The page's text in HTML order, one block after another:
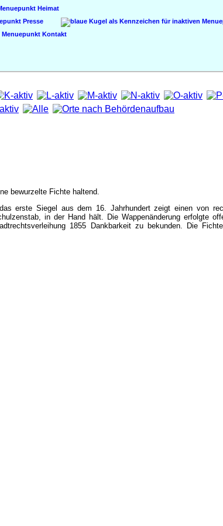
Heimat
Presse
Kontakt
bewurzelte Fichte haltend.
erste Siegel aus dem 16. Jahrhundert zeigt einen von
in der Hand hält. Die Wappenänderung erfolgte
1855 Dankbarkeit zu bekunden. Die